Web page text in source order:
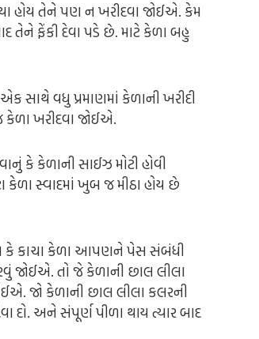
હોય તેને પણ ન ખરીદવા જોઈએ. કેમ
તેને ફેંકી દેવા પડે છે. માટે કેળા બહુ
સાથે વધુ પ્રમાણમાં કેળાની ખરીદી
ખરીદવા જોઈએ.
કે કેળાની સાઈઝ મોટી હોવી
સ્વાદમાં ખુબ જ મીઠા હોય છે
કે કાચા કેળા આપણને પેસ સંબંધી
જોઈએ. તો જે કેળાની છાલ લીલા
જો કેળાની છાલ લીલા કલરની
દો. અને સંપૂર્ણ પીળા થાય ત્યાર બાદ